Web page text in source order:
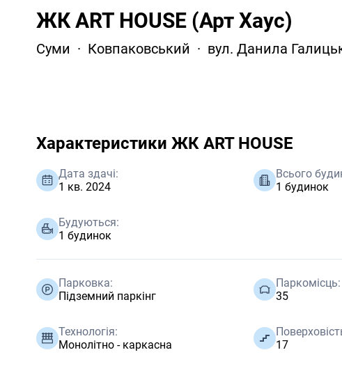
ЖК ART HOUSE (Арт Хаус)
Суми Ковпаковський вул. Данила
Характеристики ЖК ART HOUSE
Дата здачі:
1 кв. 2024
Всього
1 будинок
Будуються:
1 будинок
Парковка:
Підземний паркінг
Паркомісць:
35
Технологія:
Монолітно - каркасна
17